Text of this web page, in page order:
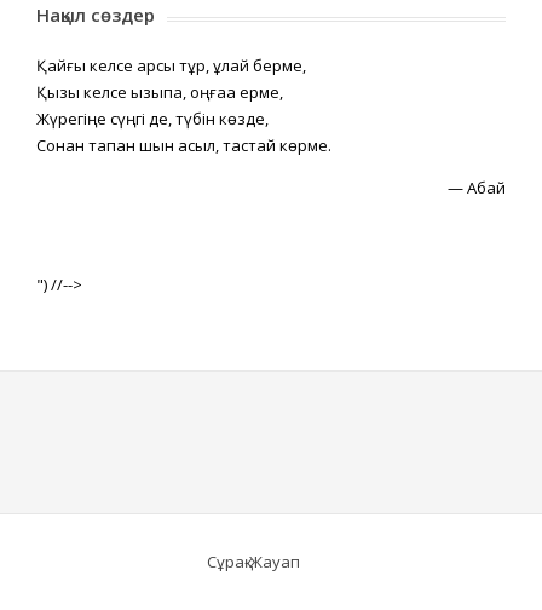
Нақыл сөздер
Қайғы келсе қарсы тұр, құлай берме,
Қызық келсе қызықпа, оңғаққа ерме,
Жүрегіңе сүңгі де, түбін көзде,
Сонан тапқан шын асыл, тастай көрме.
—Абай
") //-->
Сұрақ-Жауап